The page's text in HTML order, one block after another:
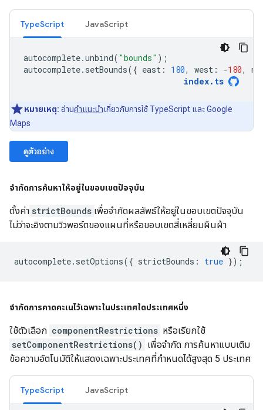
TypeScript JavaScript
autocomplete.unbind( "bounds" );
autocomplete. setBounds({ east : 180, west : -180,
index. ts
หมายเหตุ: อ่านคำแนะนำเกี่ยวกับการใช้ TypeScript และ Google
Maps
ดูตัวอย่าง
จำกัดการค้นหาให้อยู่ในขอบเขตปัจจุบัน
ตั้งค่า strictBounds เพื่อจำกัดผลลัพธ์ให้อยู่ในขอบเขตปัจจุบัน
ไม่ว่าจะอิงตามวิวพอร์ตของแผนที่หรือขอบเขตสี่เหลี่ยมผืนผ้า
autocomplete. setOptions({ strictBounds : true });
จำกัดการคาดคะเนไว้เฉพาะในประเทศใดประเทศหนึ่ง
ใช้ตัวเลือก componentRestrictions หรือเรียกใช้
setComponentRestrictions() เพื่อจำกัด การค้นหาแบบเติม
ข้อความอัตโนมัติให้แสดงเฉพาะประเทศที่กำหนดได้สูงสุด 5 ประเทศ
TypeScript JavaScript